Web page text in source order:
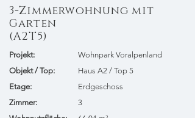
3-Zimmerwohnung mit
Garten
(A2T5)
Projekt:
​Objekt / Top:
Etage:
Zimmer:
Wohnpark Voralpenland
Haus A2 / Top 5
Erdgeschoss
3